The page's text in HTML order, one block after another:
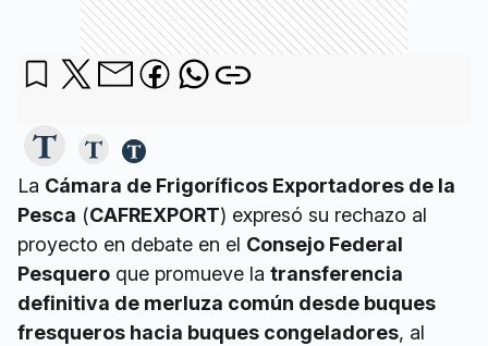
La Cámara de Frigoríficos Exportadores de la
Pesca (CAFREXPORT) expresó su rechazo al
proyecto en debate en el Consejo Federal
Pesquero que promueve la transferencia
definitiva de merluza común desde buques
fresqueros hacia buques congeladores, al